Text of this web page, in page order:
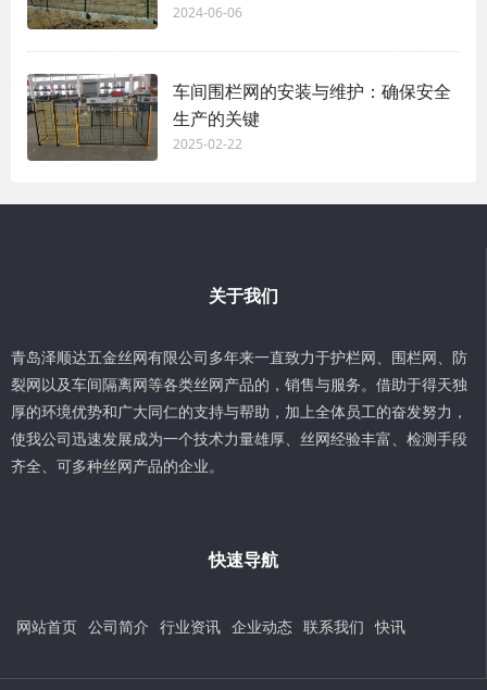
2024-06-06
车间围栏网的安装与维护：确保安全
生产的关键
2025-02-22
关于我们
青岛泽顺达五金丝网有限公司多年来一直致力于护栏网、围栏网、防
裂网以及车间隔离网等各类丝网产品的，销售与服务。借助于得天独
厚的环境优势和广大同仁的支持与帮助，加上全体员工的奋发努力，
使我公司迅速发展成为一个技术力量雄厚、丝网经验丰富、检测手段
齐全、可多种丝网产品的企业。
快速导航
网站首页 公司简介 行业资讯 企业动态 联系我们 快讯